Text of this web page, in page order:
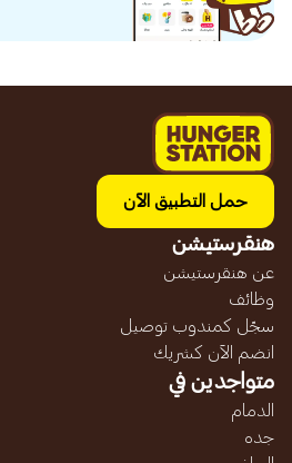
حمل التطبيق الآن
هنقرستيشن
عن هنقرستيشن
وظائف
سجّل كمندوب توصيل
انضم الآن كشريك
متواجدين في
الدمام
جده